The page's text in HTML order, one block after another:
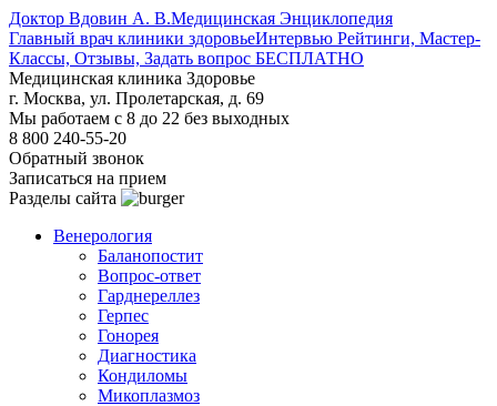
Доктор Вдовин А. В.Медицинская Энциклопедия
Главный врач клиники здоровьеИнтервью Рейтинги, Мастер-
Классы, Отзывы, Задать вопрос БЕСПЛАТНО
Медицинская клиника Здоровье
г. Москва, ул. Пролетарская, д. 69
Мы работаем с 8 до 22 без выходных
8 800 240-55-20
Обратный звонок
Записаться на прием
Разделы сайта
Венерология
Баланопостит
Вопрос-ответ
Гарднереллез
Герпес
Гонорея
Диагностика
Кондиломы
Микоплазмоз